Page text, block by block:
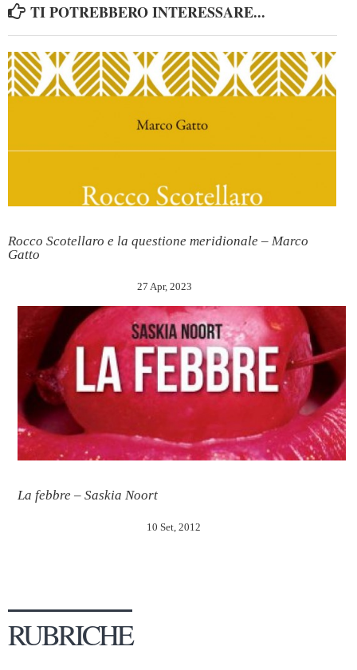
TI POTREBBERO INTERESSARE...
Rocco Scotellaro e la questione meridionale – Marco
Gatto
27 Apr, 2023
La febbre – Saskia Noort
10 Set, 2012
RUBRICHE